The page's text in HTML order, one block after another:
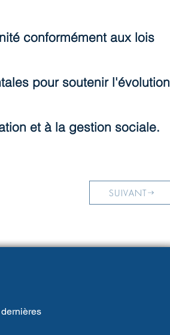
conformément aux lois
pour soutenir l'évolution
et à la gestion sociale.
SUIVANT